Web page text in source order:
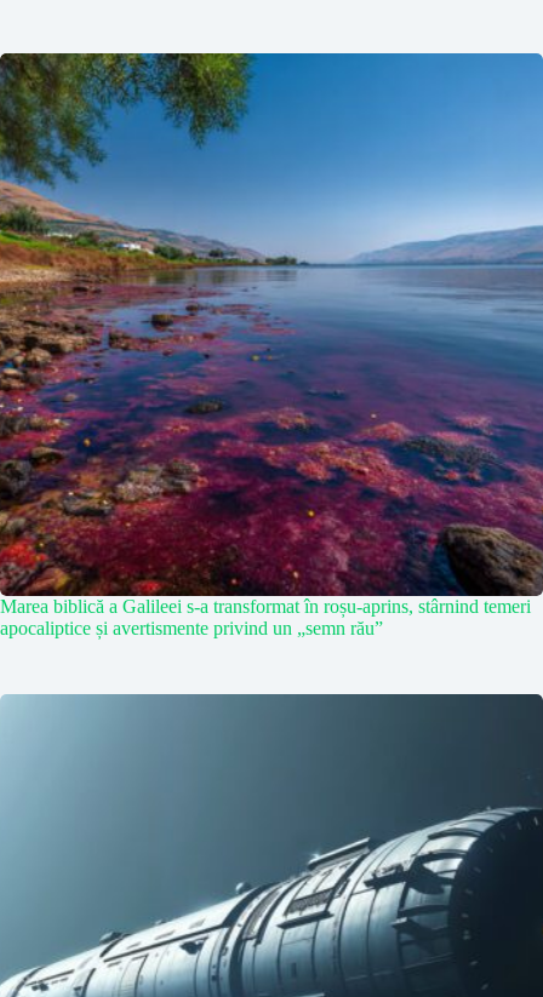
Marea biblică a Galileei s-a transformat în roșu-aprins, stârnind temeri
apocaliptice și avertismente privind un „semn rău”